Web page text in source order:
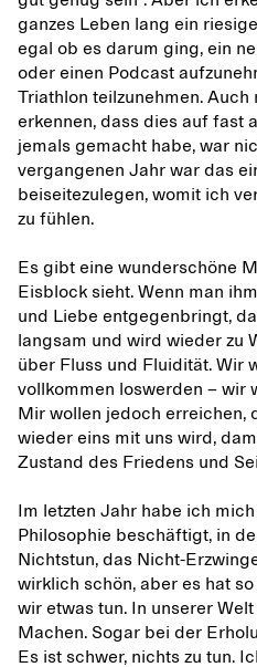
ganzes Leben lang ein
egal ob es darum ging, ein
oder einen Podcast
Triathlon teilzunehmen. Auch
erkennen, dass dies auf fast
jemals gemacht habe, war
vergangenen Jahr war das
beiseitezulegen, womit ich
zu fühlen.
Es gibt eine wunderschöne
Eisblock sieht. Wenn man
und Liebe entgegenbringt,
langsam und wird wieder zu
über Fluss und Fluidität. Wir
vollkommen loswerden – wir
Mir wollen jedoch erreichen,
wieder eins mit uns wird,
Zustand des Friedens und
Im letzten Jahr habe ich
Philosophie beschäftigt, in
Nichtstun, das Nicht-
wirklich schön, aber es hat
wir etwas tun. In unserer
Machen. Sogar bei der
Es ist schwer, nichts zu tun.